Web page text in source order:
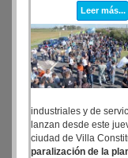
Leer más...
industriales y de
lanzan desde este
ciudad de Villa
paralización de la